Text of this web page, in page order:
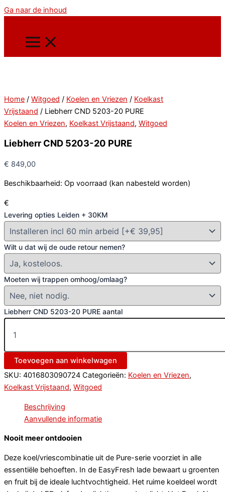
Ga naar de inhoud
Home / Witgoed / Koelen en Vriezen / Koelkast
Vrijstaand / Liebherr CND 5203-20 PURE
Koelen en Vriezen, Koelkast Vrijstaand, Witgoed
Liebherr CND 5203-20 PURE
€ 849,00
Beschikbaarheid: Op voorraad (kan nabesteld worden)
€
Levering opties Leiden + 30KM
Wilt u dat wij de oude retour nemen?
Moeten wij trappen omhoog/omlaag?
Liebherr CND 5203-20 PURE aantal
Toevoegen aan winkelwagen
SKU: 4016803090724 Categorieën: Koelen en Vriezen,
Koelkast Vrijstaand, Witgoed
Beschrijving
Aanvullende informatie
Nooit meer ontdooien
Deze koel/vriescombinatie uit de Pure-serie voorziet in alle
essentiële behoeften. In de EasyFresh lade bewaart u groenten
en fruit bij de ideale luchtvochtigheid. Het ruime koeldeel wordt